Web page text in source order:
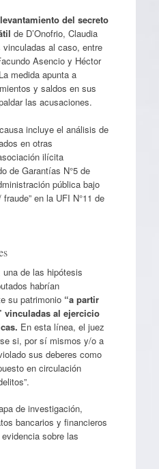
levantamiento del secreto
de D’Onofrio, Claudia
al caso, entre
Asencio y Héctor
medida apunta a
y saldos en sus
las acusaciones.
incluye el análisis de
en otras
ilícita
de Garantías N°5 de
pública bajo
en la UFI N°11 de
de las hipótesis
habrían
su patrimonio “a partir
vinculadas al ejercicio
En esta línea, el juez
si, por sí mismos y/o a
sus deberes como
en circulación
de investigación,
bancarios y financieros
sobre las